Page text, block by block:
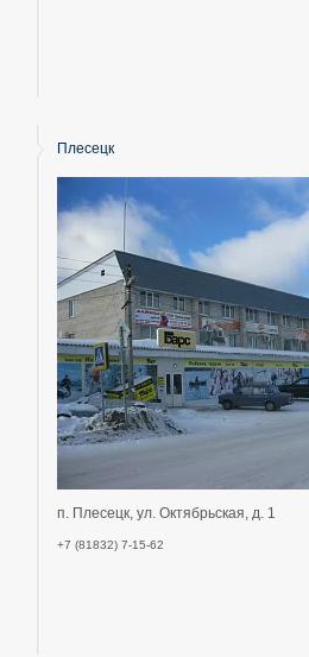
Плесецк
п. Плесецк, ул. Октябрьская, д. 1
+7 (81832) 7-15-62